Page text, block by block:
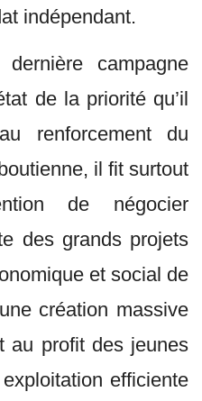
indépendant.
campagne
de la priorité qu’il
renforcement du
il fit surtout
de négocier
des grands projets
et social de
création massive
au profit des jeunes
efficiente